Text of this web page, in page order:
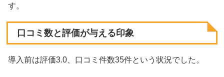
す。
口コミ数と評価が与える印象
導入前は評価3.0、口コミ件数35件という状況でした。